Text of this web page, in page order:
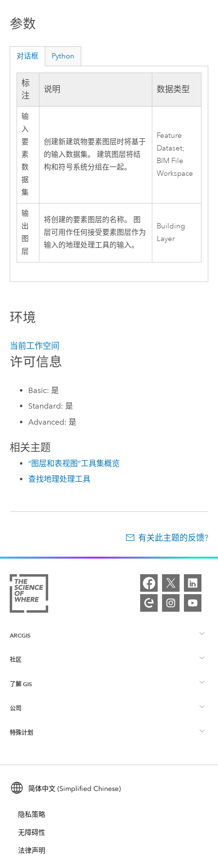
参数
对话框 Python
标
注
说明 数据类型
输
入
要
素
数
据
集
创建新建筑物要素图层时将基于
的输入数据集。 建筑图层将结
构和符号系统分组在一起。
Feature
Dataset;
BIM File
Workspace
输
出
图
层
将创建的要素图层的名称。 图
层可用作任何接受要素图层作为
输入的地理处理工具的输入。
Building
Layer
环境
当前工作空间
许可信息
Basic: 是
Standard: 是
Advanced: 是
相关主题
“图层和表视图”工具集概览
查找地理处理工具
有关此主题的反馈?
ARCGIS
ArcGIS 概览
制图
Esri Store
社区
Esri 社区
ArcGIS 博客
Esri 年轻专家关系网
了解 GIS
什么是 GIS？
位置智能
培训
ArcUser
ArcNews
ArcWatch
公司
关于 Esri
招贤纳士
开放视野
特殊计划
ArcGIS for Student Use
保护
简体中文 (Simplified Chinese)
隐私策略
无障碍性
法律声明